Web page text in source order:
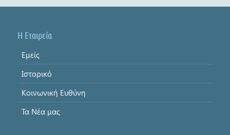
Η Εταιρεία
Εμείς
Ιστορικό
Κοινωνική Ευθύνη
Τα Νέα μας